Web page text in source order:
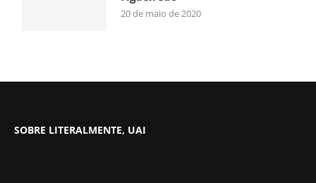
20 de maio de 2020
SOBRE LITERALMENTE, UAI